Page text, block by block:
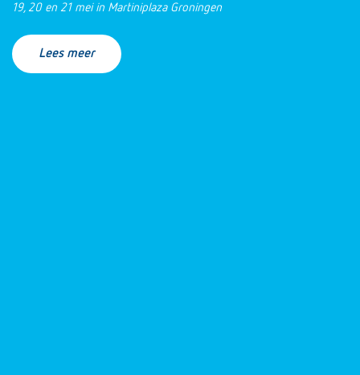
19, 20 en 21 mei in Martiniplaza Groningen
Lees meer